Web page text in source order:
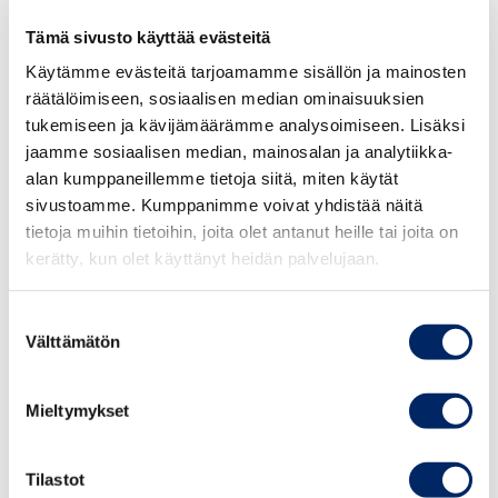
Tämä sivusto käyttää evästeitä
Käytämme evästeitä tarjoamamme sisällön ja mainosten
räätälöimiseen, sosiaalisen median ominaisuuksien
tukemiseen ja kävijämäärämme analysoimiseen. Lisäksi
jaamme sosiaalisen median, mainosalan ja analytiikka-
alan kumppaneillemme tietoja siitä, miten käytät
sivustoamme. Kumppanimme voivat yhdistää näitä
tietoja muihin tietoihin, joita olet antanut heille tai joita on
kerätty, kun olet käyttänyt heidän palvelujaan.
valinta
Välttämätön
Mieltymykset
Tilastot
We are
pleased to send you the invitation to participate
in the virtual screening of the documentary
FestIBAL, in which the Ibero-American
participate.
is an interesting
journey through the origins of one of the most